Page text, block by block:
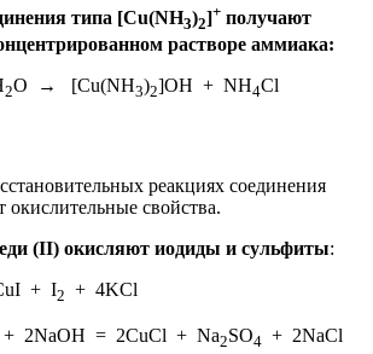
типа [Cu(NH3)2]+ получают
растворе аммиака:
2O → [Cu(NH3)2]OH + NH4Cl
реакциях соединения
свойства.
(II) окисляют иодиды и сульфиты:
+ I2 + 4KCl
+ 2NaOH = 2CuCl + Na2SO4 + 2NaCl